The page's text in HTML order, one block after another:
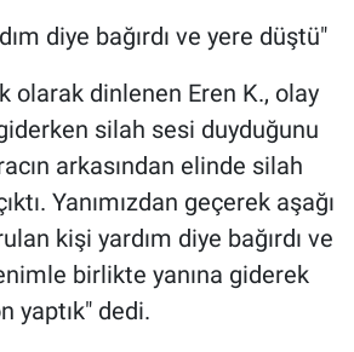
diye bağırdı ve yere düştü"
olarak dinlenen Eren K., olay
silah sesi duyduğunu
arkasından elinde silah
Yanımızdan geçerek aşağı
kişi yardım diye bağırdı ve
birlikte yanına giderek
yaptık" dedi.